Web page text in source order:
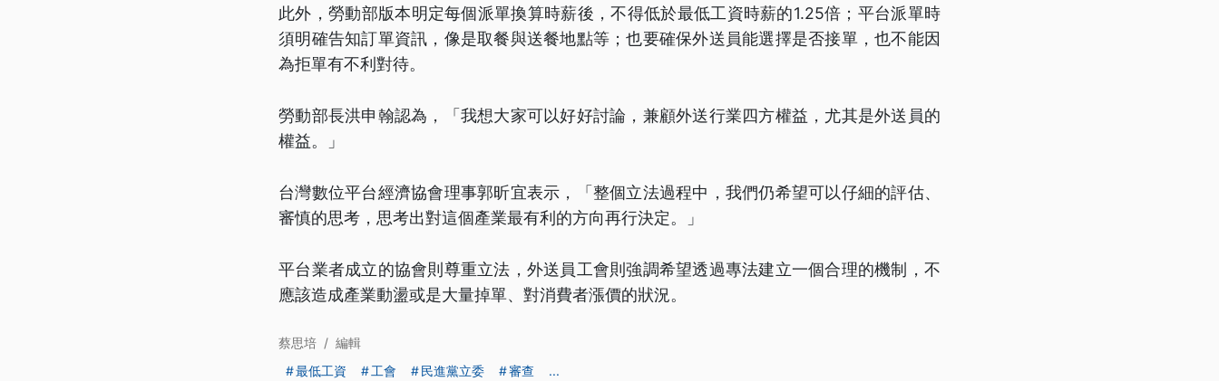
此外，勞動部版本明定每個派單換算時薪後，不得低於最低工資時薪的1.25倍；平台派單時
須明確告知訂單資訊，像是取餐與送餐地點等；也要確保外送員能選擇是否接單，也不能因
為拒單有不利對待。
勞動部長洪申翰認為，「我想大家可以好好討論，兼顧外送行業四方權益，尤其是外送員的
權益。」
台灣數位平台經濟協會理事郭昕宜表示，「整個立法過程中，我們仍希望可以仔細的評估、
審慎的思考，思考出對這個產業最有利的方向再行決定。」
平台業者成立的協會則尊重立法，外送員工會則強調希望透過專法建立一個合理的機制，不
應該造成產業動盪或是大量掉單、對消費者漲價的狀況。
蔡思培 / 編輯
最低工資
工會 民進黨立委 審查 ...